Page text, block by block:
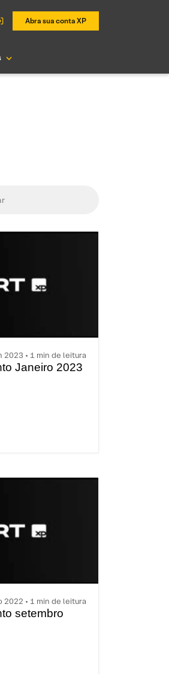
Abra sua conta XP
2023 • 1 min de leitura
Janeiro 2023
2022 • 1 min de leitura
setembro